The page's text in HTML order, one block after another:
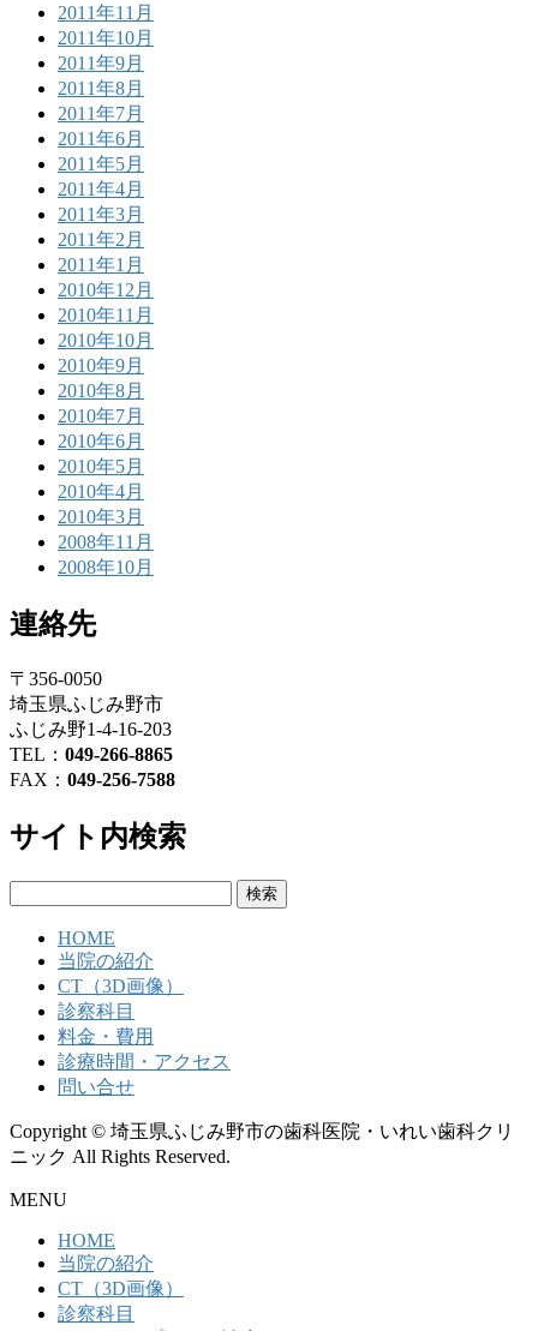
2011年11月
2011年10月
2011年9月
2011年8月
2011年7月
2011年6月
2011年5月
2011年4月
2011年3月
2011年2月
2011年1月
2010年12月
2010年11月
2010年10月
2010年9月
2010年8月
2010年7月
2010年6月
2010年5月
2010年4月
2010年3月
2008年11月
2008年10月
連絡先
〒356-0050
埼玉県ふじみ野市
ふじみ野1-4-16-203
TEL： 049-266-8865
FAX： 049-256-7588
サイト内検索
HOME
当院の紹介
CT（3D画像）
診察科目
料金・費用
診療時間・アクセス
問い合せ
Copyright © 埼玉県ふじみ野市の歯科医院・いれい歯科クリ
ニック All Rights Reserved.
MENU
HOME
当院の紹介
CT（3D画像）
診察科目